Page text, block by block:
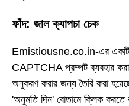
ফাঁদ: জাল ক্যাপচা চেক
Emistiousne.co.in-এর একটি
CAPTCHA প্রম্পট ব্যবহার
অনুকরণ করার জন্য তৈরি করা
'অনুমতি দিন' বোতামে ক্লিক করতে